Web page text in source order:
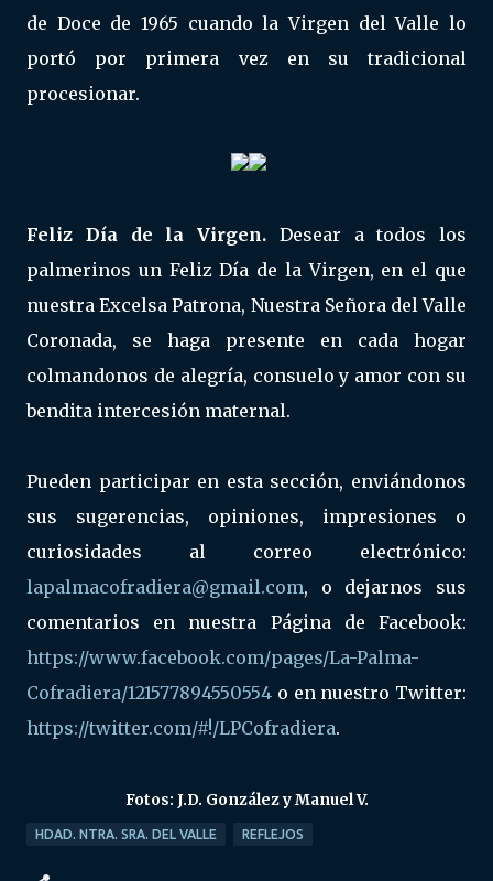
de Doce de 1965 cuando la Virgen del Valle lo
portó por primera vez en su tradicional
procesionar.
Feliz Día de la Virgen. Desear a todos los
palmerinos un Feliz Día de la Virgen, en el que
nuestra Excelsa Patrona, Nuestra Señora del Valle
Coronada, se haga presente en cada hogar
colmandonos de alegría, consuelo y amor con su
bendita intercesión maternal.
Pueden participar en esta sección, enviándonos
sus sugerencias, opiniones, impresiones o
curiosidades al correo electrónico:
lapalmacofradiera@gmail.com, o dejarnos sus
comentarios en nuestra Página de Facebook:
https://www.facebook.com/pages/La-Palma-
Cofradiera/121577894550554 o en nuestro Twitter:
https://twitter.com/#!/LPCofradiera.
Fotos: J.D. González y Manuel V.
HDAD. NTRA. SRA. DEL VALLE REFLEJOS